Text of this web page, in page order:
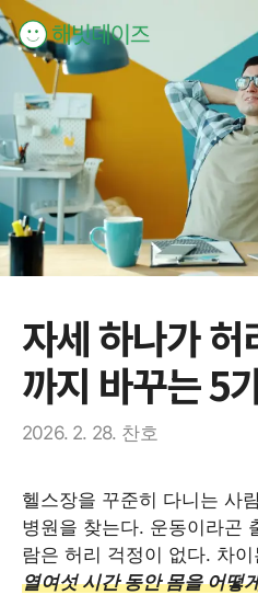
컨
텐
건
너
뛰
기
자세 하나가 허
까지 바꾸는 5
2026. 2. 28. 찬호
헬스장을 꾸준히 다니는 사
병원을 찾는다. 운동이라곤
람은 허리 걱정이 없다. 차
열여섯 시간 동안 몸을 어떻